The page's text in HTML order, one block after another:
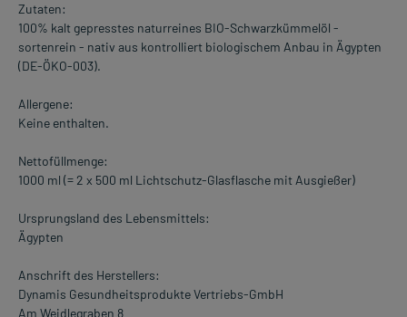
Zutaten:
100% kalt gepresstes naturreines BIO-Schwarzkümmelöl -
sortenrein - nativ aus kontrolliert biologischem Anbau in Ägypten
(DE-ÖKO-003).
Allergene:
Keine enthalten.
Nettofüllmenge:
1000 ml (= 2 x 500 ml Lichtschutz-Glasflasche mit Ausgießer)
Ursprungsland des Lebensmittels:
Ägypten
Anschrift des Herstellers:
Dynamis Gesundheitsprodukte Vertriebs-GmbH
Am Weidlegraben 8